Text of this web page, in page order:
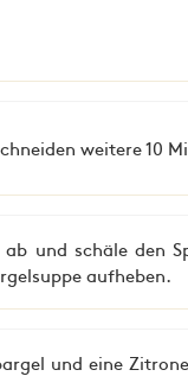
weitere 10
und schäle den
aufheben.
und eine